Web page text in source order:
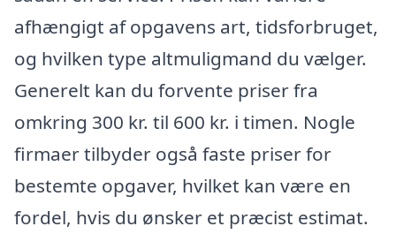
afhængigt af opgavens art, tidsforbruget,
og hvilken type altmuligmand du vælger.
Generelt kan du forvente priser fra
omkring 300 kr. til 600 kr. i timen. Nogle
firmaer tilbyder også faste priser for
bestemte opgaver, hvilket kan være en
fordel, hvis du ønsker et præcist estimat.